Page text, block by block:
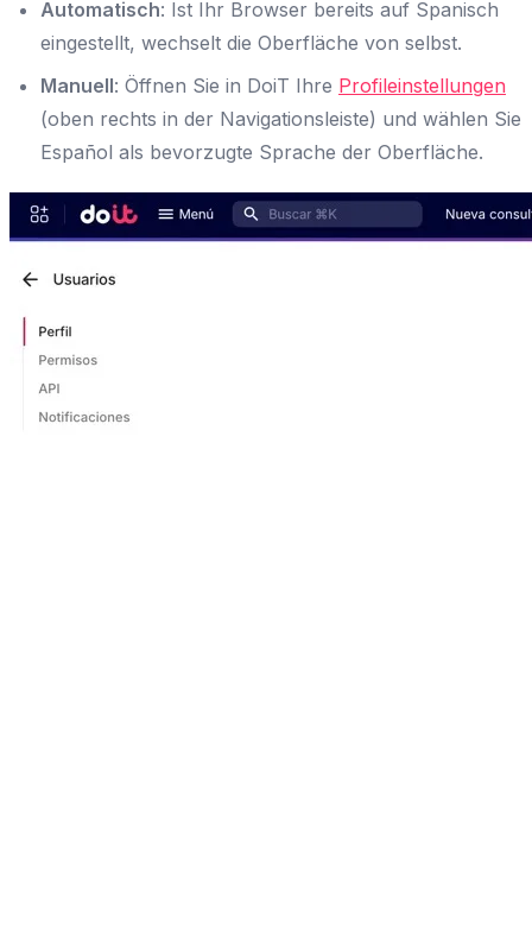
Automatisch: Ist Ihr Browser bereits auf Spanisch
eingestellt, wechselt die Oberfläche von selbst.
Manuell: Öffnen Sie in DoiT Ihre Profileinstellungen
(oben rechts in der Navigationsleiste) und wählen Sie
Español als bevorzugte Sprache der Oberfläche.